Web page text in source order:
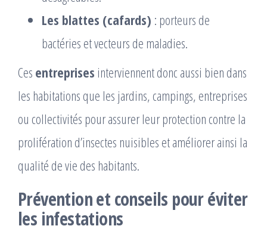
Les blattes (cafards) : porteurs de
bactéries et vecteurs de maladies.
Ces entreprises interviennent donc aussi bien dans
les habitations que les jardins, campings, entreprises
ou collectivités pour assurer leur protection contre la
prolifération d’insectes nuisibles et améliorer ainsi la
qualité de vie des habitants.
Prévention et conseils pour éviter
les infestations